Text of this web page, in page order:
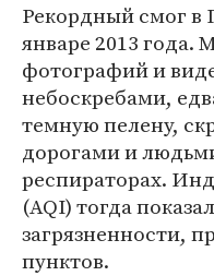
Рекордный смог в
январе 2013
фотографий и
небоскребами,
темную пелену,
дорогами и
респираторах.
(AQI) тогда
загрязненности,
пунктов.